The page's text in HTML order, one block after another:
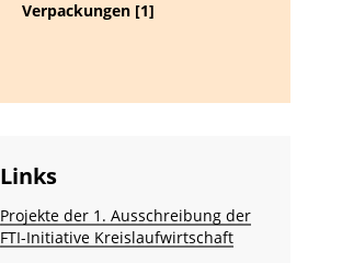
Verpackungen [1]
Links
Projekte der 1. Ausschreibung der
FTI-Initiative Kreislaufwirtschaft